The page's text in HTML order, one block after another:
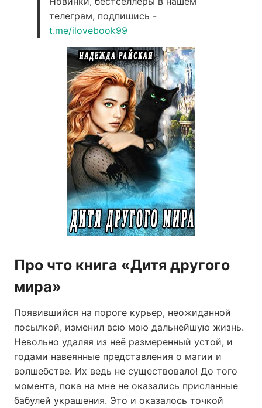
телеграм, подпишись -
t.me/ilovebook99
Про что книга «Дитя другого
мира»
Появившийся на пороге курьер, неожиданной
посылкой, изменил всю мою дальнейшую жизнь.
Невольно удаляя из неё размеренный устой, и
годами навеянные представления о магии и
волшебстве. Их ведь не существовало! До того
момента, пока на мне не оказались присланные
бабулей украшения. Это и оказалось точкой